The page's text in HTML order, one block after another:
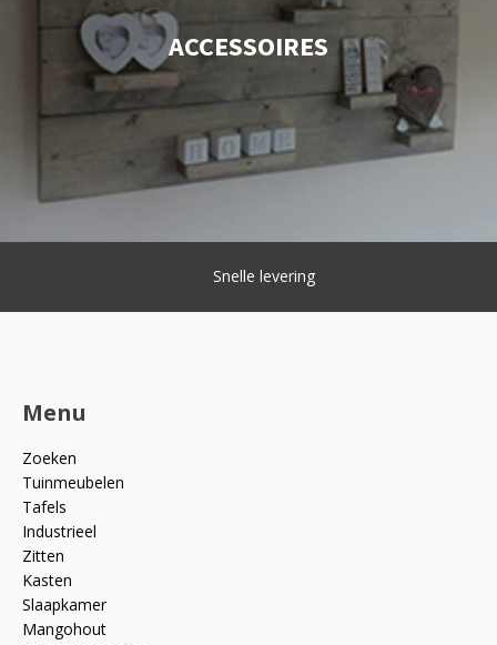
ACCESSOIRES
Snelle levering
Menu
Zoeken
Tuinmeubelen
Tafels
Industrieel
Zitten
Kasten
Slaapkamer
Mangohout